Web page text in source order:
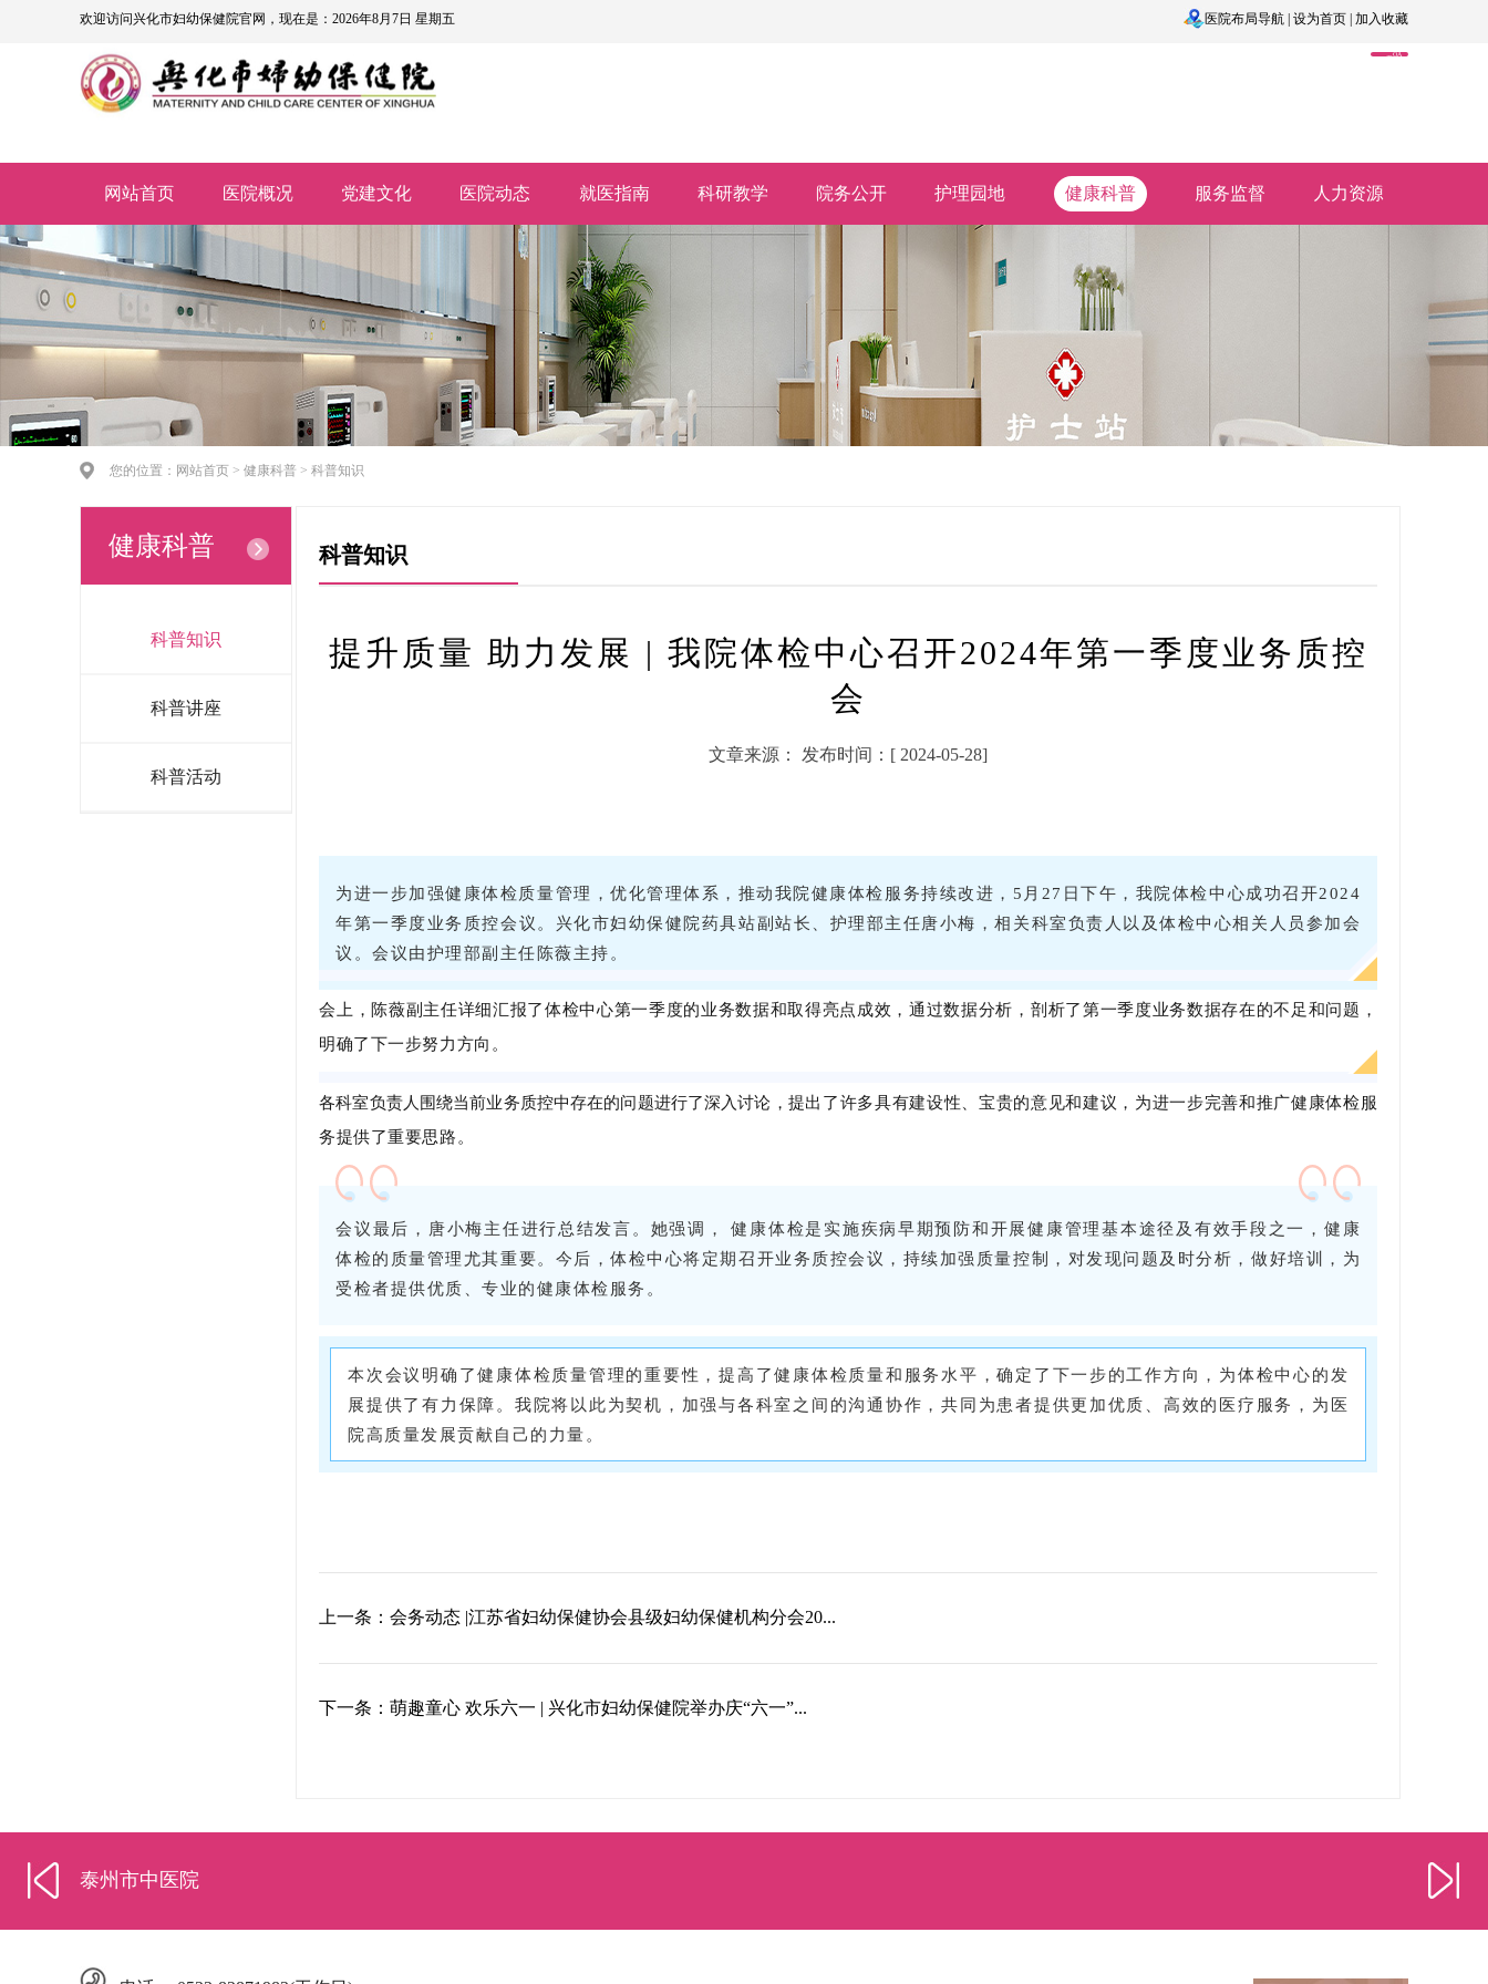
欢迎访问兴化市妇幼保健院官网，现在是：2026年8月7日 星期五 医院布局导航 设为首页 加入收藏
OA
系
网站首页 医院概况 党建文化 医院动态 就医指南 科研教学 院务公开 护理园地 健康科普 服务监督 人力资源
您的位置：网站首页 > 健康科普 > 科普知识
健康科普
科普知识
科普讲座
科普活动
科普知识
提升质量 助力发展 | 我院体检中心召开2024年第一季度业务质控
会
文章来源： 发布时间：[ 2024-05-28]
为进一步加强健康体检质量管理，优化管理体系，推动我院健康体检服务持续改进，5月27日下午，我院体检中心成功召开2024
年第一季度业务质控会议。兴化市妇幼保健院药具站副站长、护理部主任唐小梅，相关科室负责人以及体检中心相关人员参加会
议。会议由护理部副主任陈薇主持。
会上，陈薇副主任详细汇报了体检中心第一季度的业务数据和取得亮点成效，通过数据分析，剖析了第一季度业务数据存在的不足和问题，
明确了下一步努力方向。
各科室负责人围绕当前业务质控中存在的问题进行了深入讨论， 提出了许多具有建设性、宝贵的意见和建议，为进一步完善和推广健康体检服
务提供了重要思路。
会议最后，唐小梅主任进行总结发言。她强调， 健康体检是实施疾病早期预防和开展健康管理基本途径及有效手段之一，健康
体检的质量管理尤其重要。今后，体检中心将定期召开业务质控会议，持续加强质量控制，对发现问题及时分析，做好培训，为
受检者提供优质、专业的健康体检服务。
本次会议明 确了健康体检质量管理的重要性，提高了健康体检质量和服务水平，确定了下一步的工作方向，为体检中心的发
展提供了有力保障 。我院将以此为契机，加强与各科室之间的沟通协作，共同为患者提供更加优质、高效的医疗服务，为医
院高质量发展贡献自己的力量。
上一条：会务动态 |江苏省妇幼保健协会县级妇幼保健机构分会20...
下一条：萌趣童心 欢乐六一 | 兴化市妇幼保健院举办庆“六一”...
泰州市中医院